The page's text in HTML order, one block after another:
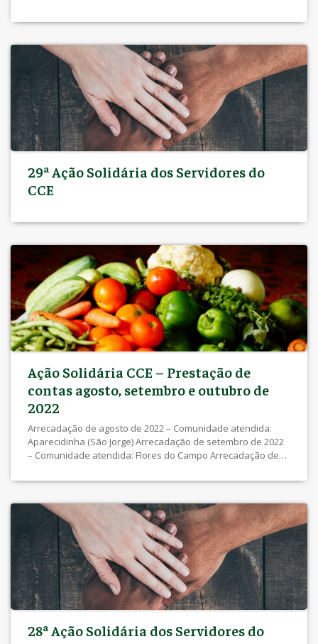
29ª Ação Solidária dos Servidores do
CCE
Ação Solidária CCE – Prestação de
contas agosto, setembro e outubro de
2022
Arrecadação de agosto de 2022 – Comunidade atendida:
Aparecidinha (São Jorge) Arrecadação de setembro de 2022
– Comunidade atendida: Flores do Campo Arrecadação de
Macacos Obs.: Devido a baixa arrecadação do mês,
e aumentamos a quantidade de alguns itens da cesta
básica. Tivemos, ainda, […]
28ª Ação Solidária dos Servidores do